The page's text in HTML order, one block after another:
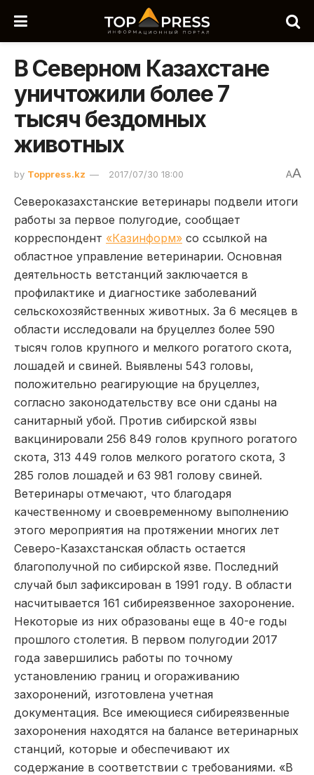
В Северном Казахстане
уничтожили более 7
тысяч бездомных
животных
by Toppress.kz 2017/07/30 18:00 AA
Североказахстанские ветеринары подвели итоги
работы за первое полугодие, сообщает
корреспондент «Казинформ» со ссылкой на
областное управление ветеринарии. Основная
деятельность ветстанций заключается в
профилактике и диагностике заболеваний
сельскохозяйственных животных. За 6 месяцев в
области исследовали на бруцеллез более 590
тысяч голов крупного и мелкого рогатого скота,
лошадей и свиней. Выявлены 543 головы,
положительно реагирующие на бруцеллез,
согласно законодательству все они сданы на
санитарный убой. Против сибирской язвы
вакцинировали 256 849 голов крупного рогатого
скота, 313 449 голов мелкого рогатого скота, 3
285 голов лошадей и 63 981 голову свиней.
Ветеринары отмечают, что благодаря
качественному и своевременному выполнению
этого мероприятия на протяжении многих лет
Северо-Казахстанская область остается
благополучной по сибирской язве. Последний
случай был зафиксирован в 1991 году. В области
насчитывается 161 сибиреязвенное захоронение.
Некоторые из них образованы еще в 40-е годы
прошлого столетия. В первом полугодии 2017
года завершились работы по точному
установлению границ и огораживанию
захоронений, изготовлена учетная
документация. Все имеющиеся сибиреязвенные
захоронения находятся на балансе ветеринарных
станций, которые и обеспечивают их
содержание в соответствии с требованиями. «В